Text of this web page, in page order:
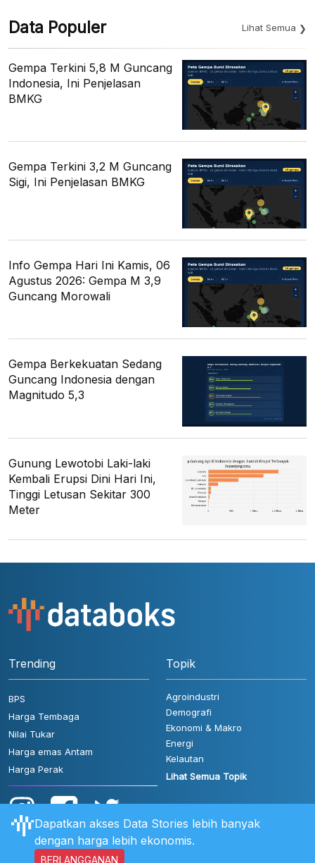
Data Populer Lihat Semua
Gempa Terkini 5,8 M Guncang
Indonesia, Ini Penjelasan
BMKG
Gempa Terkini 3,2 M Guncang
Sigi, Ini Penjelasan BMKG
Info Gempa Hari Ini Kamis, 06
Agustus 2026: Gempa M 3,9
Guncang Morowali
Gempa Berkekuatan Sedang
Guncang Indonesia dengan
Magnitudo 5,3
Gunung Lewotobi Laki-laki
Kembali Erupsi Dini Hari Ini,
Tinggi Letusan Sekitar 300
Meter
Trending
BPS
Harga Tembaga
Nilai Tukar
Harga emas Antam
Harga Perak
Topik
Agroindustri
Demografi
Ekonomi & Makro
Energi
Kelautan
Lihat Semua Topik
Dapatkan akses Data Stories lebih banyak
dengan harga lebih ekonomis.
BERLANGGANAN